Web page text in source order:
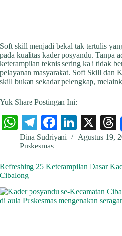
Soft skill menjadi bekal tak tertulis
pada kualitas kader posyandu. Tanpa
keterampilan teknis sering kali tidak
pelayanan masyarakat. Soft Skill dan
skill bukan sekadar pelengkap,
Yuk Share Postingan Ini:
W
ha
ts
A
pp
Te
le
gr
a
Fa
ce
ok
Li
nk
In
X
T
Dina Sudriyani
Agustus 19,
Puskesmas
Refreshing 25 Keterampilan Dasar
Cibalong